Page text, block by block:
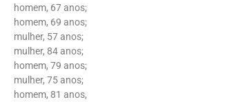
homem, 67 anos;
homem, 69 anos;
mulher, 57 anos;
mulher, 84 anos;
homem, 79 anos;
mulher, 75 anos;
homem, 81 anos,